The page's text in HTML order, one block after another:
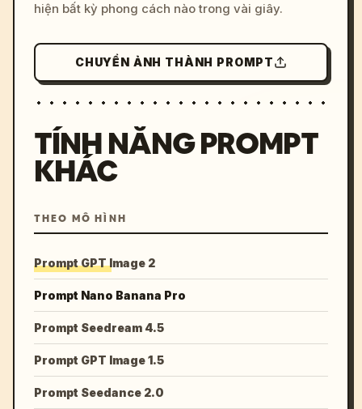
hiện bất kỳ phong cách nào trong vài giây.
CHUYỂN ẢNH THÀNH PROMPT
TÍNH NĂNG PROMPT
KHÁC
THEO MÔ HÌNH
Prompt GPT Image 2
Prompt Nano Banana Pro
Prompt Seedream 4.5
Prompt GPT Image 1.5
Prompt Seedance 2.0